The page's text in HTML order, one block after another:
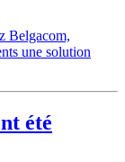
Belgacom,
une solution
été